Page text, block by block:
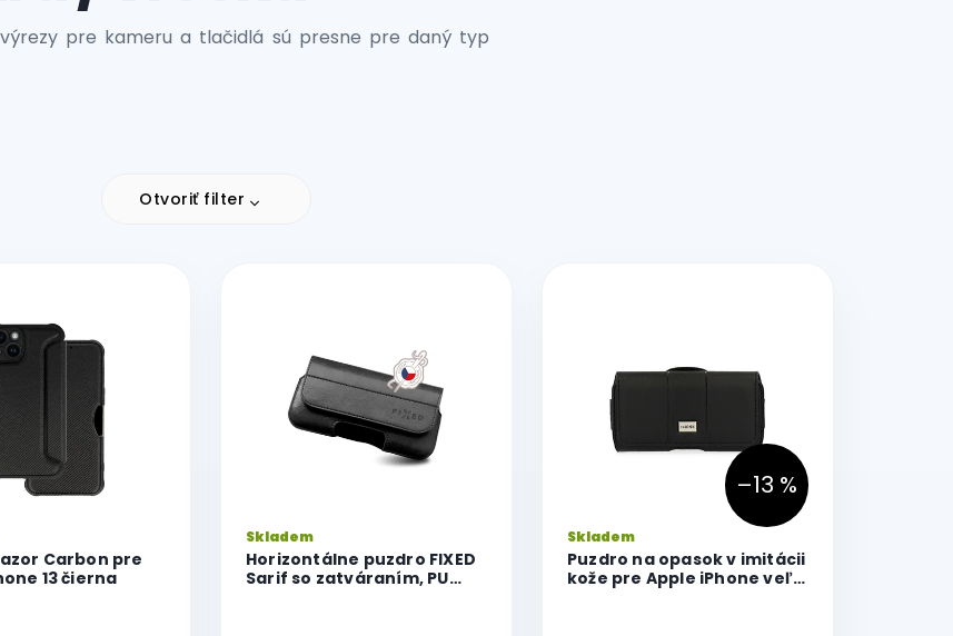
pre kameru a tlačidlá sú presne pre daný typ
Otvoriť filter
Carbon pre
13 čierna
Horizontálne puzdro FIXED
Sarif so zatváraním, PU
Skladem
–13 %
Puzdro na opasok v imitácii
kože pre Apple iPhone veľ.
Skladem